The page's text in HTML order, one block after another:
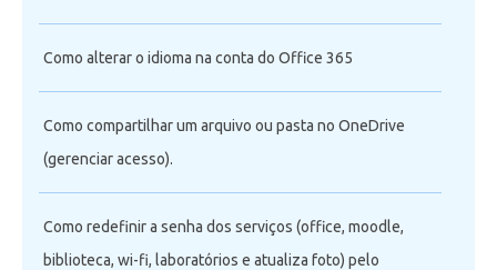
Como alterar o idioma na conta do Office 365
Como compartilhar um arquivo ou pasta no OneDrive
(gerenciar acesso).
Como redefinir a senha dos serviços (office, moodle,
biblioteca, wi-fi, laboratórios e atualiza foto) pelo